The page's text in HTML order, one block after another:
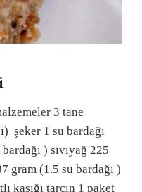
3 tane
şeker 1 su bardağı
) sıvıyağ 225
gram (1.5 su bardağı )
kaşığı tarçın 1 paket